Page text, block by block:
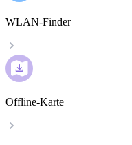
WLAN-Finder
Offline-Karte